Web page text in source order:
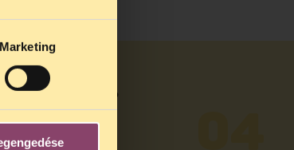
Marketing
pulós pecskéért?